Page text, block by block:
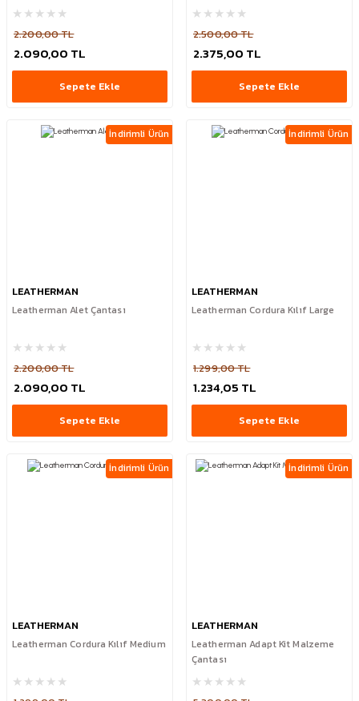
2.200,00 TL
2.090,00 TL
Sepete Ekle
2.500,00 TL
2.375,00 TL
Sepete Ekle
İndirimli Ürün
LEATHERMAN
Leatherman Alet Çantası
2.200,00 TL
2.090,00 TL
Sepete Ekle
İndirimli Ürün
LEATHERMAN
Leatherman Cordura Kılıf Large
1.299,00 TL
1.234,05 TL
Sepete Ekle
İndirimli Ürün
LEATHERMAN
Leatherman Cordura Kılıf Medium
İndirimli Ürün
LEATHERMAN
Leatherman Adapt Kit Malzeme
Çantası